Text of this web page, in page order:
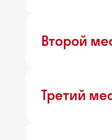
Второй
Третий